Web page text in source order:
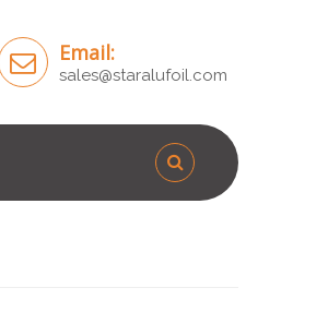
Email:
sales@staralufoil.com